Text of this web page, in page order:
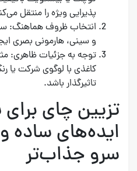
پذیرایی ویژه را منتقل
انتخاب ظروف هماهنگ:
و سینی، هارمونی بصری
توجه به جزئیات ظاهری:
کاغذی با لوگوی شرکت یا
تاثیرگذار باشد.
تزیین چای برای
ایده‌های ساده
سرو جذاب‌تر